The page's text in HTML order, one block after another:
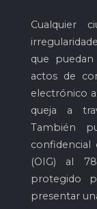
Cualquier
que
actos de
electrónico a
queja a
También
confidencial
(OIG) al
protegido
presentar